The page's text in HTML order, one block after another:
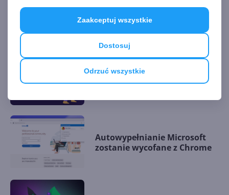
Odrzuć wszystkie
Dostosuj
Zaakceptuj wszystkie
domyślna przeglądarka
Firefox 133 z lepszą ochroną
przed śledzeniem i kartami z
Autowypełnianie Microsoft
zostanie wycofane z Chrome